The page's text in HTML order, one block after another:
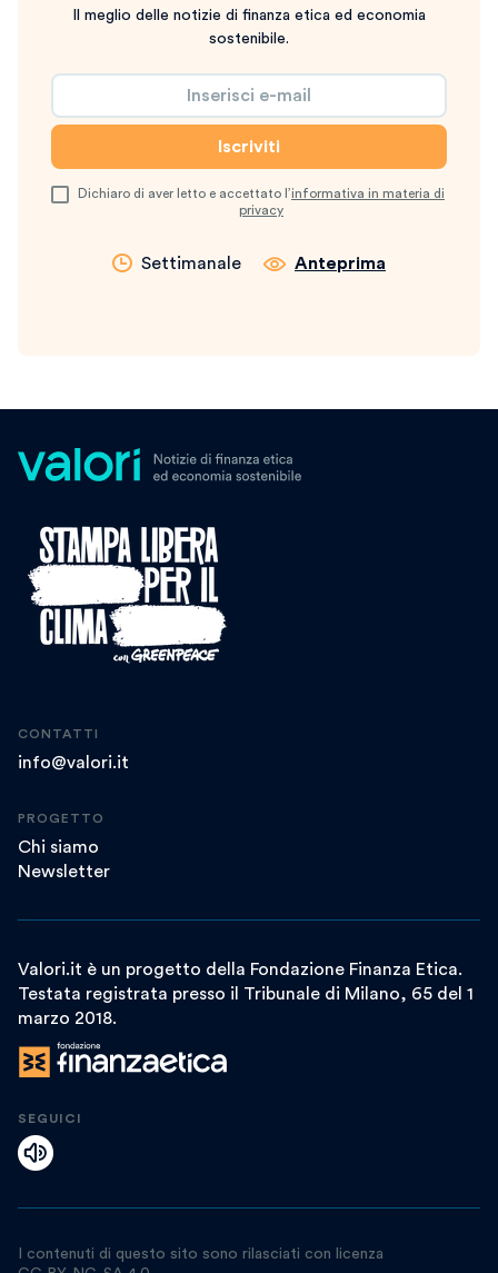
Il meglio delle notizie di finanza etica ed economia
sostenibile.
Dichiaro di aver letto e accettato l’informativa in materia di
privacy
Settimanale Anteprima
CONTATTI
info@valori.it
PROGETTO
Chi siamo
Newsletter
Valori.it è un progetto della Fondazione Finanza Etica.
Testata registrata presso il Tribunale di Milano, 65 del 1
marzo 2018.
SEGUICI
I contenuti di questo sito sono rilasciati con licenza